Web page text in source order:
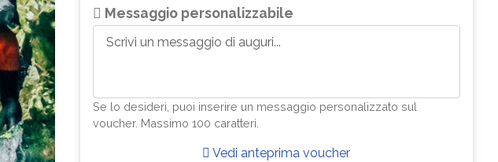
Messaggio personalizzabile
Se lo desideri, puoi inserire un messaggio personalizzato sul
voucher. Massimo 100 caratteri.
Vedi anteprima voucher